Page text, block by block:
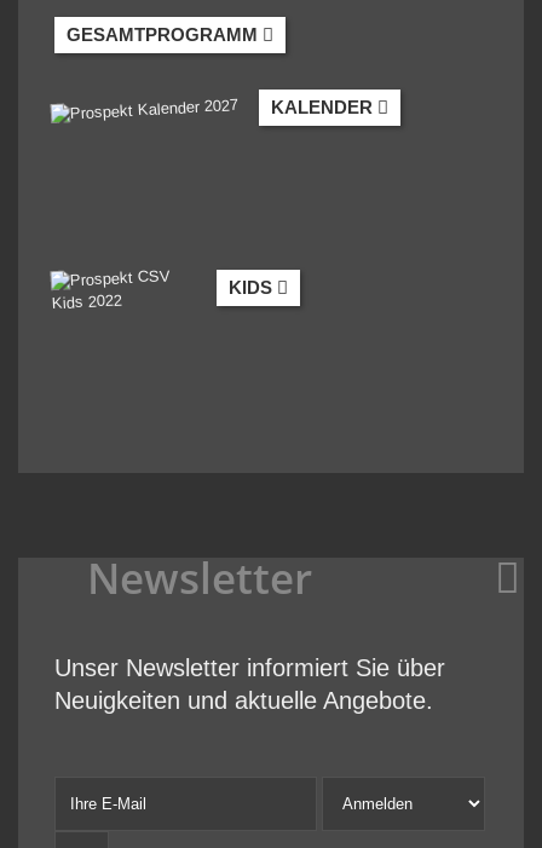
GESAMTPROGRAMM
KALENDER
KIDS
Newsletter
Unser Newsletter informiert Sie über
Neuigkeiten und aktuelle Angebote.